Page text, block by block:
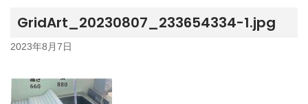
キ
ッ
GridArt_20230807_233654334-1.jpg
2023年8月7日